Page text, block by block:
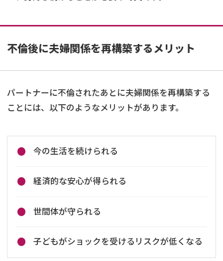
不倫後に夫婦関係を再構築するメリット
パートナーに不倫されたあとに夫婦関係を再構築する
ことには、以下のようなメリットがあります。
今の生活を続けられる
経済的な安心が得られる
世間体が守られる
子どもがショックを受けるリスクが低くなる